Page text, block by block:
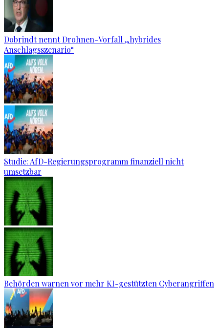
Dobrindt nennt Drohnen-Vorfall „hybrides
Anschlagsszenario“
Studie: AfD-Regierungsprogramm finanziell nicht
umsetzbar
Behörden warnen vor mehr KI-gestützten Cyberangriffen